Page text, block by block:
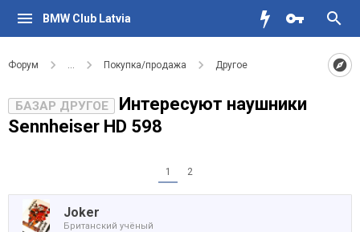
BMW Club Latvia
Форум ... Покупка/продажа Другое
БАЗАР ДРУГОЕ
Интересуют наушники
Sennheiser HD 598
1 2
Joker
Британский учёный